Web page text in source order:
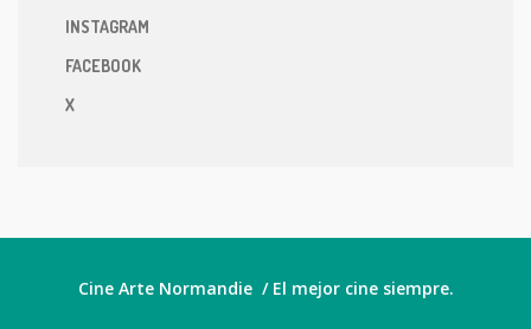
INSTAGRAM
FACEBOOK
X
Cine Arte Normandie / El mejor cine siempre.